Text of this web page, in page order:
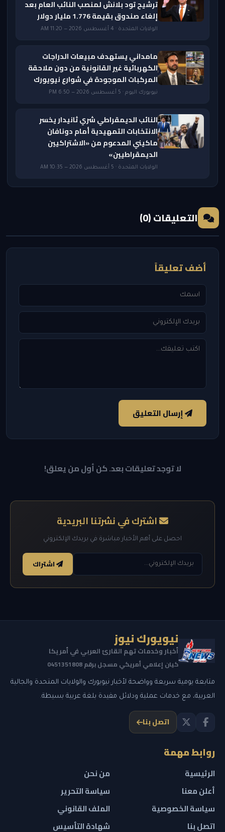
ترشيح تود بلانش لمنصب النائب العام بعد
إلغاء صندوق بقيمة 1.776 مليار دولار
الولايات المتحدة · 4 أغسطس 2026 — 11:20 AM
مامداني يستهدف مبيعات الدراجات
الكهربائية غير القانونية من دون ملاحقة
المركبات الموجودة في شوارع نيويورك
نيويورك اليوم · 5 أغسطس 2026 — 6:50 PM
النائب الديمقراطي شري ثانيدار يخسر
الانتخابات التمهيدية أمام دونافان
ماكيني المدعوم من «الاشتراكيين
الديمقراطيين»
الولايات المتحدة · 5 أغسطس 2026 — 10:35 AM
التعليقات (0)
أضف تعليقاً
إرسال التعليق
لا توجد تعليقات بعد. كن أول من يعلق!
اشترك في نشرتنا البريدية
احصل على أهم الأخبار مباشرة في بريدك الإلكتروني
اشتراك
نيويورك نيوز
أخبار وخدمات تهم القارئ العربي في أمريكا
كيان إعلامي أمريكي مسجل برقم 0451351808
متابعة يومية سريعة وواضحة لأخبار نيويورك والولايات المتحدة والجالية
العربية، مع خدمات عملية ودلائل مفيدة بلغة عربية بسيطة.
اتصل بنا
روابط مهمة
الرئيسية
من نحن
أعلن معنا
سياسة التحرير
سياسة الخصوصية
الملف القانوني
اتصل بنا
شهادة التأسيس